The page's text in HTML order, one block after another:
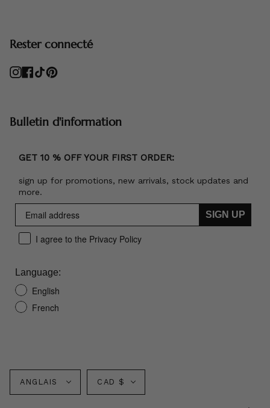
Rester connecté
Instagram
Facebook
TikTokPinterest
Bulletin d'information
GET 10 % OFF YOUR FIRST ORDER:
sign up for promotions, new arrivals, stock updates and
more.
SIGN UP
I agree to the Privacy Policy
Language:
English
French
Langue
ANGLAIS Monnaie
CAD $